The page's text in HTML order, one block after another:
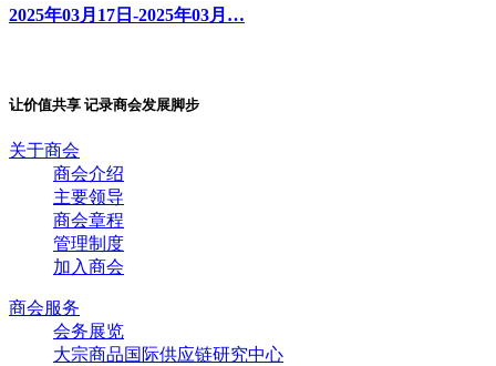
2025年03月17日-2025年03月…
让价值共享 记录商会发展脚步
关于商会
商会介绍
主要领导
商会章程
管理制度
加入商会
商会服务
会务展览
大宗商品国际供应链研究中心